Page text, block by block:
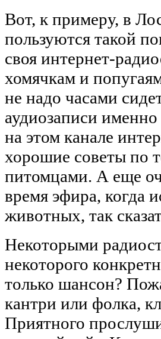
Вот, к примеру, в
пользуются такой
своя интернет-
хомячкам и
не надо часами
аудиозаписи
на этом канале
хорошие советы по
питомцами. А еще
время эфира, когда
животных, так
Некоторыми
некоторого
только шансон?
кантри или фолка,
Приятного